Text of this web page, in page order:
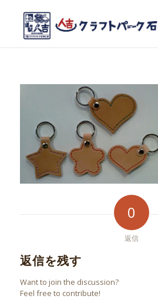
0
返信
返信を残す
Want to join the discussion?
Feel free to contribute!